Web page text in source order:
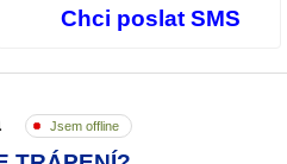
Chci poslat SMS
Jsem offline